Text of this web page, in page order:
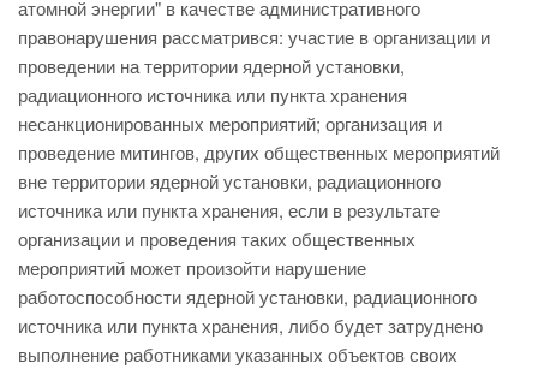
атомной энергии" в качестве административного
правонарушения рассматрився: участие в организации и
проведении на территории ядерной установки,
радиационного источника или пункта хранения
несанкционированных мероприятий; организация и
проведение митингов, других общественных мероприятий
вне территории ядерной установки, радиационного
источника или пункта хранения, если в результате
организации и проведения таких общественных
мероприятий может произойти нарушение
работоспособности ядерной установки, радиационного
источника или пункта хранения, либо будет затруднено
выполнение работниками указанных объектов своих